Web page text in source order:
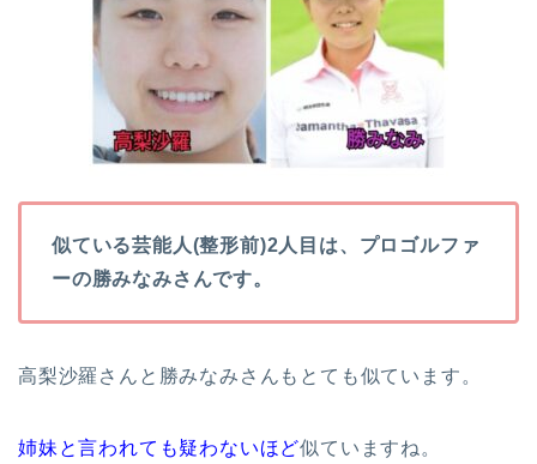
似ている芸能人(整形前)2人目は、プロゴルファ
ーの勝みなみさんです。
高梨沙羅さんと勝みなみさんもとても似ています。
姉妹と言われても疑わないほど似ていますね。